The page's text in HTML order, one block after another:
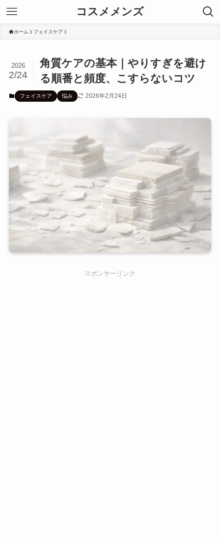
コスメメンズ
ホーム フェイスケア
角質ケアの基本｜やりすぎを避け
る順番と頻度、こすらないコツ
2026
2/24
フェイスケア 悩み 2026年2月24日
スポンサーリンク